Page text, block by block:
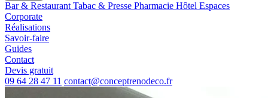
Bar & Restaurant Tabac & Presse Pharmacie Hôtel Espaces
Corporate
Réalisations
Savoir-faire
Guides
Contact
Devis gratuit
09 64 28 47 11 contact@conceptrenodeco.fr